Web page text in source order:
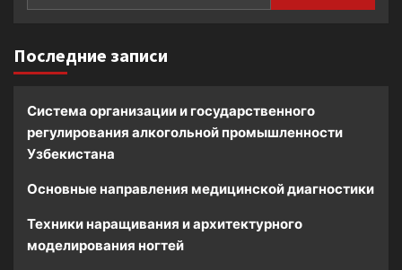
Последние записи
Система организации и государственного
регулирования алкогольной промышленности
Узбекистана
Основные направления медицинской диагностики
Техники наращивания и архитектурного
моделирования ногтей